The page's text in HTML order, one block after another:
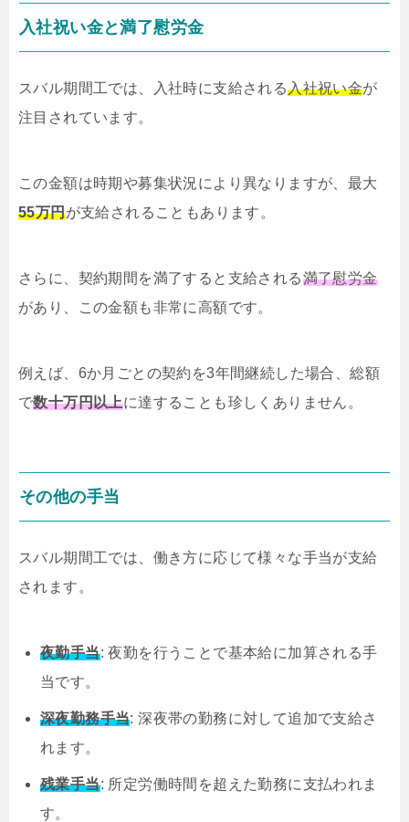
入社祝い金と満了慰労金
スバル期間工では、入社時に支給される入社祝い金が
注目されています。
この金額は時期や募集状況により異なりますが、最大
55万円が支給されることもあります。
さらに、契約期間を満了すると支給される満了慰労金
があり、この金額も非常に高額です。
例えば、6か月ごとの契約を3年間継続した場合、総額
で数十万円以上に達することも珍しくありません。
その他の手当
スバル期間工では、働き方に応じて様々な手当が支給
されます。
夜勤手当: 夜勤を行うことで基本給に加算される手
当です。
深夜勤務手当: 深夜帯の勤務に対して追加で支給さ
れます。
残業手当: 所定労働時間を超えた勤務に支払われま
す。